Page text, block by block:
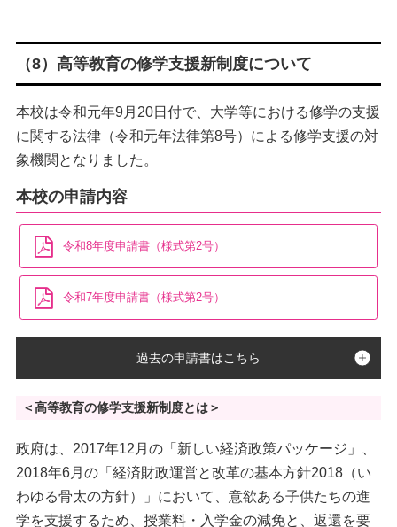
（8）高等教育の修学支援新制度について
本校は令和元年9月20日付で、大学等における修学の支援
に関する法律（令和元年法律第8号）による修学支援の対
象機関となりました。
本校の申請内容
令和8年度申請書（様式第2号）
令和7年度申請書（様式第2号）
過去の申請書はこちら
＜高等教育の修学支援新制度とは＞
政府は、2017年12月の「新しい経済政策パッケージ」、
2018年6月の「経済財政運営と改革の基本方針2018（い
わゆる骨太の方針）」において、意欲ある子供たちの進
学を支援するため、授業料・入学金の減免と、返還を要